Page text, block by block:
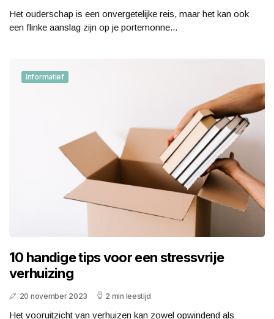
Het ouderschap is een onvergetelijke reis, maar het kan ook
een flinke aanslag zijn op je portemonne...
Informatief
10 handige tips voor een stressvrije
verhuizing
20 november 2023 2 min leestijd
Het vooruitzicht van verhuizen kan zowel opwindend als